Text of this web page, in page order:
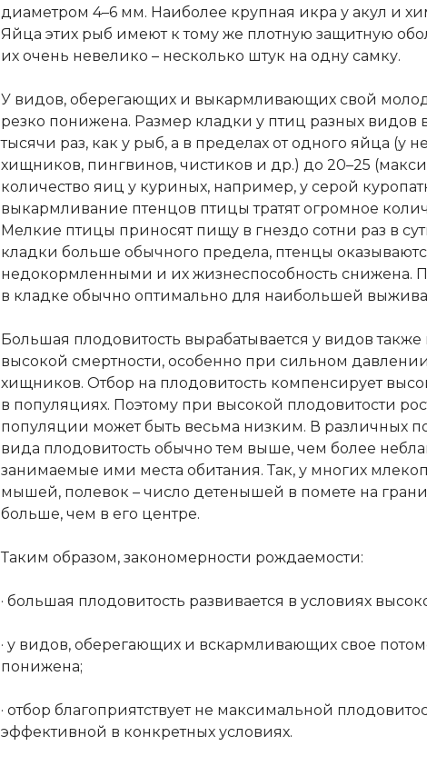
диаметром 4–6 мм. Наиболее крупная икра у акул и
Яйца этих рыб имеют к тому же плотную защитную
их очень невелико – несколько штук на одну самку.
У видов, оберегающих и выкармливающих свой
резко понижена. Размер кладки у птиц разных видов
тысячи раз, как у рыб, а в пределах от одного яйца (у
хищников, пингвинов, чистиков и др.) до 20–25
количество яиц у куриных, например, у серой
выкармливание птенцов птицы тратят огромное
Мелкие птицы приносят пищу в гнездо сотни раз в
кладки больше обычного предела, птенцы
недокормленными и их жизнеспособность снижена.
в кладке обычно оптимально для наибольшей
Большая плодовитость вырабатывается у видов также
высокой смертности, особенно при сильном
хищников. Отбор на плодовитость компенсирует
в популяциях. Поэтому при высокой плодовитости
популяции может быть весьма низким. В различных
вида плодовитость обычно тем выше, чем более
занимаемые ими места обитания. Так, у многих
мышей, полевок – число детенышей в помете на
больше, чем в его центре.
Таким образом, закономерности рождаемости:
· большая плодовитость развивается в условиях
· у видов, оберегающих и вскармливающих свое
понижена;
· отбор благоприятствует не максимальной
эффективной в конкретных условиях.